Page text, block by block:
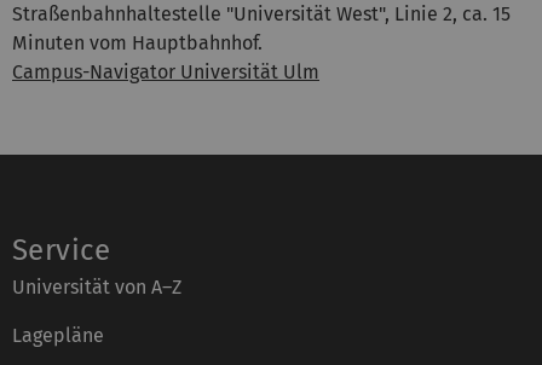
Straßenbahnhaltestelle "Universität West", Linie 2, ca. 15
Minuten vom Hauptbahnhof.
Campus-Navigator Universität Ulm
Service
Universität von A–Z
Lagepläne